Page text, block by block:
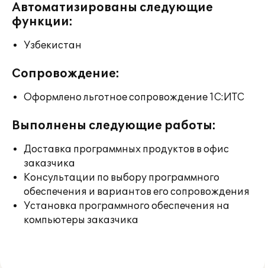
Автоматизированы следующие
функции:
Узбекистан
Сопровождение:
Оформлено льготное сопровождение 1С:ИТС
Выполнены следующие работы:
Доставка программных продуктов в офис
заказчика
Консультации по выбору программного
обеспечения и вариантов его сопровождения
Установка программного обеспечения на
компьютеры заказчика